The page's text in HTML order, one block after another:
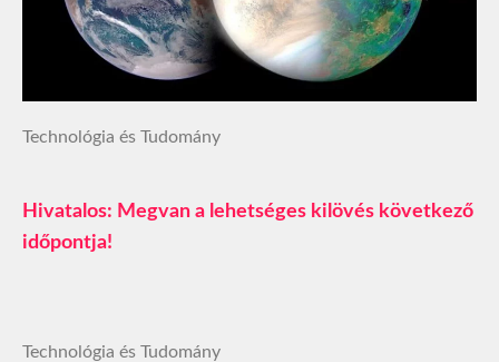
Technológia és Tudomány
Hivatalos: Megvan a lehetséges kilövés következő
időpontja!
Technológia és Tudomány